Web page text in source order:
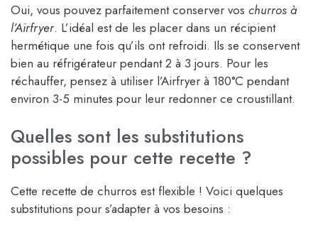
Oui, vous pouvez parfaitement conserver vos churros à
l’Airfryer. L’idéal est de les placer dans un récipient
hermétique une fois qu’ils ont refroidi. Ils se conservent
bien au réfrigérateur pendant 2 à 3 jours. Pour les
réchauffer, pensez à utiliser l’Airfryer à 180°C pendant
environ 3-5 minutes pour leur redonner ce croustillant.
Quelles sont les substitutions
possibles pour cette recette ?
Cette recette de churros est flexible ! Voici quelques
substitutions pour s’adapter à vos besoins :